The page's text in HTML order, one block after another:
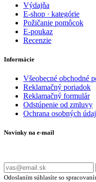
Výdajňa
E-shop · kategórie
Požičanie pomôcok
E-poukaz
Recenzie
Informácie
Všeobecné obchodné
Reklamačný poriadok
Reklamačný formulár
Odstúpenie od zmluvy
Ochrana osobných
Novinky na e-mail
Odoslaním súhlasíte so